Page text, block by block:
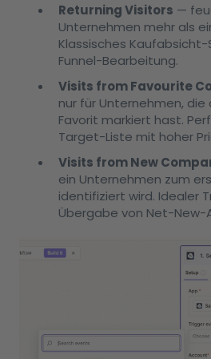
Returning Visitors —
Unternehmen mehr als
Klassisches
Funnel-Bearbeitung.
Visits from Favourite
nur für Unternehmen, die
Favorit markiert hast.
Target-Liste mit hoher
Visits from New
ein Unternehmen zum
identifiziert wird. Idealer
Übergabe von Net-New-